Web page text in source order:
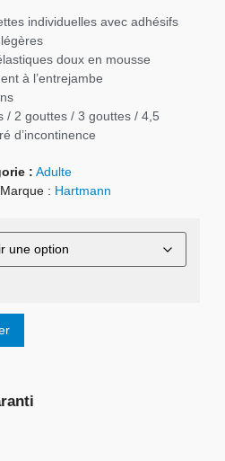
individuelles avec adhésifs
doux en mousse
à l’entrejambe
/ 2 gouttes / 3 gouttes / 4,5
d’incontinence
: Adulte
Marque : Hartmann